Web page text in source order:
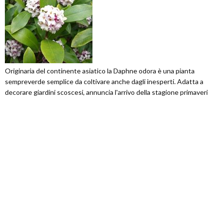
Originaria del continente asiatico la Daphne odora è una pianta
sempreverde semplice da coltivare anche dagli inesperti. Adatta a
decorare giardini scoscesi, annuncia l'arrivo della stagione primaveri